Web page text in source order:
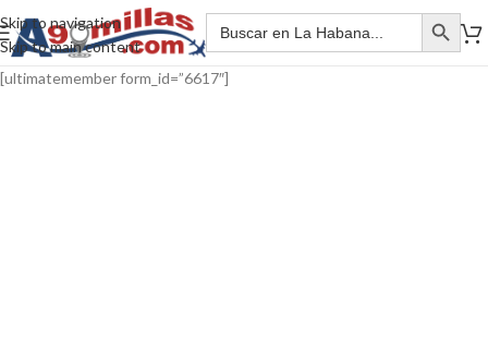
Skip to navigation
Skip to main content
[ultimatemember form_id=”6617″]